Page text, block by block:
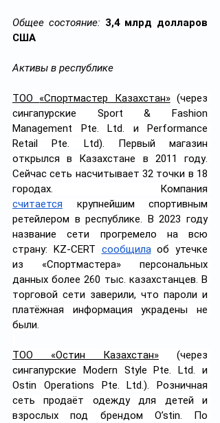
Общее состояние: 3,4 млрд долларов
США
Активы в республике
ТОО «Спортмастер Казахстан» (через
сингапурские Sport & Fashion
Management Pte. Ltd. и Performance
Retail Pte. Ltd). Первый магазин
открылся в Казахстане в 2011 году.
Сейчас сеть насчитывает 32 точки в 18
считается крупнейшим спортивным
ретейлером в республике. В 2023 году
название сети прогремело на всю
страну: KZ-CERT сообщила об утечке
из «Спортмастера» персональных
данных более 260 тыс. казахстанцев. В
торговой сети заверили, что пароли и
платёжная информация украдены не
были.
ТОО «Остин Казахстан» (через
сингапурские Modern Style Pte. Ltd. и
Ostin Operations Pte. Ltd.). Розничная
сеть продаёт одежду для детей и
взрослых под брендом O’stin. По